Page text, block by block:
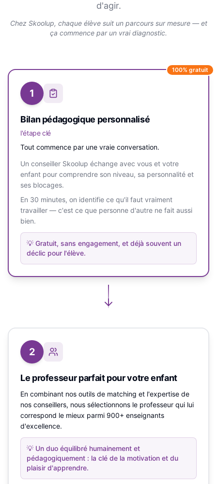
d'agir.
Chez Skoolup, chaque élève suit un parcours sur mesure — et
ça commence par un vrai diagnostic.
100% gratuit
1
Bilan pédagogique personnalisé
l'étape clé
Tout commence par une vraie conversation.
Un conseiller Skoolup échange avec vous et votre
enfant pour comprendre son niveau, sa personnalité et
ses blocages.
En 30 minutes, on identifie ce qu'il faut vraiment
travailler — c'est ce que personne d'autre ne fait aussi
bien.
💡 Gratuit, sans engagement, et déjà souvent un
déclic pour l'élève.
2
Le professeur parfait pour votre enfant
En combinant nos outils de matching et l'expertise de
nos conseillers, nous sélectionnons le professeur qui lui
correspond le mieux parmi 900+ enseignants
d'excellence.
💡 Un duo équilibré humainement et
pédagogiquement : la clé de la motivation et du
plaisir d'apprendre.